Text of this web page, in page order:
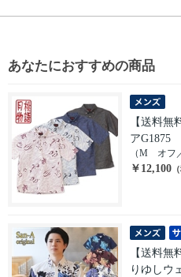
あなたにおすすめの商品
【送料無
アG1875
（M オフ
￥12,100
【送料
りゆしウ